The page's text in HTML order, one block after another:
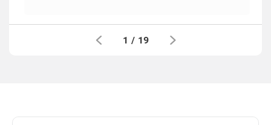
1 / 19